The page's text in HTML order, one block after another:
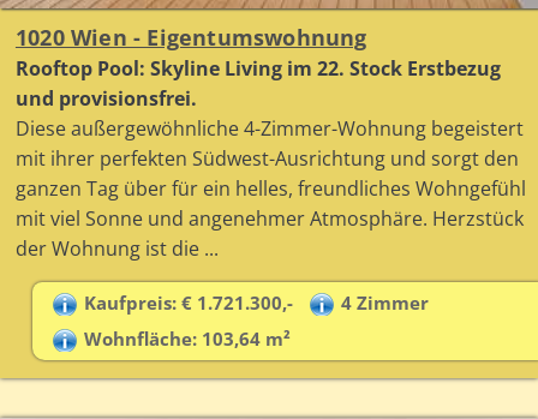
1020 Wien - Eigentumswohnung
Rooftop Pool: Skyline Living im 22. Stock Erstbezug
und provisionsfrei.
Diese außergewöhnliche 4-Zimmer-Wohnung begeistert
mit ihrer perfekten Südwest-Ausrichtung und sorgt den
ganzen Tag über für ein helles, freundliches Wohngefühl
mit viel Sonne und angenehmer Atmosphäre. Herzstück
der Wohnung ist die ...
Kaufpreis: € 1.721.300,-
4 Zimmer
Wohnfläche: 103,64 m²